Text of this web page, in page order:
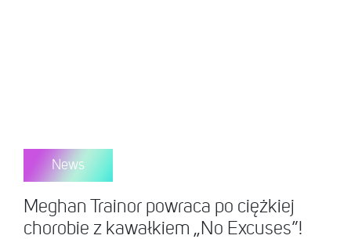
News
Meghan Trainor powraca po ciężkiej
chorobie z kawałkiem „No Excuses”!